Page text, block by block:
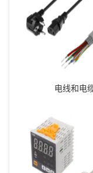
电线和电